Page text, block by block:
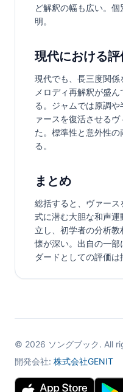
ど解釈の幅も広い。
明。
現代における
現代でも、長三度関
メロディ再解釈が盛
る。ジャムでは原調
ァースを復活させる
た。標準性と意外性
る。
まとめ
総括すると、ヴァー
式に潜む大胆な和声
立し、初学者の分析
懐が深い。出自の一
ダードとしての評価は
© 2026 ソングブック. All
開発会社: 株式会社GENIT